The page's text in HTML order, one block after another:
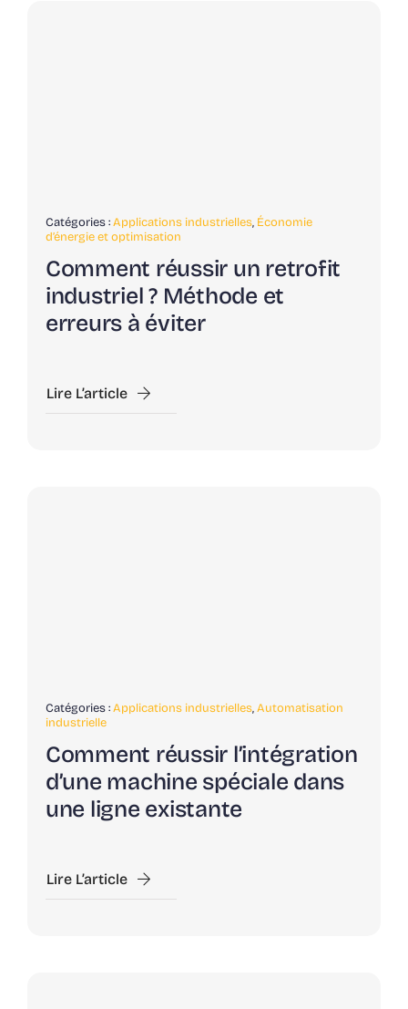
Catégories :Applications industrielles, Économie
d’énergie et optimisation
Comment réussir un retrofit
industriel ? Méthode et
erreurs à éviter
Lire L’article
Catégories :Applications industrielles,Automatisation
industrielle
Comment réussir l’intégration
d’une machine spéciale dans
une ligne existante
Lire L’article